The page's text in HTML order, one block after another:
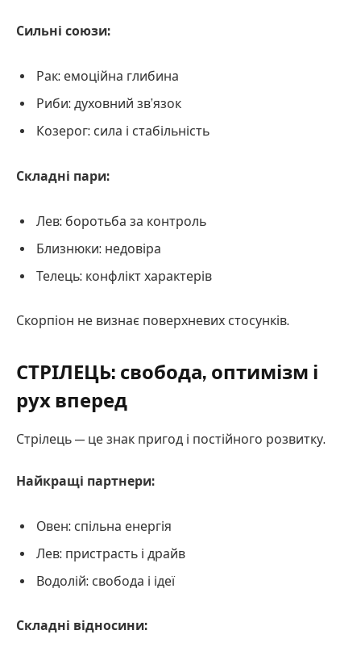
Сильні союзи:
Рак: емоційна глибина
Риби: духовний зв’язок
Козерог: сила і стабільність
Складні пари:
Лев: боротьба за контроль
Близнюки: недовіра
Телець: конфлікт характерів
Скорпіон не визнає поверхневих стосунків.
СТРІЛЕЦЬ: свобода, оптимізм і
рух вперед
Стрілець — це знак пригод і постійного розвитку.
Найкращі партнери:
Овен: спільна енергія
Лев: пристрасть і драйв
Водолій: свобода і ідеї
Складні відносини: